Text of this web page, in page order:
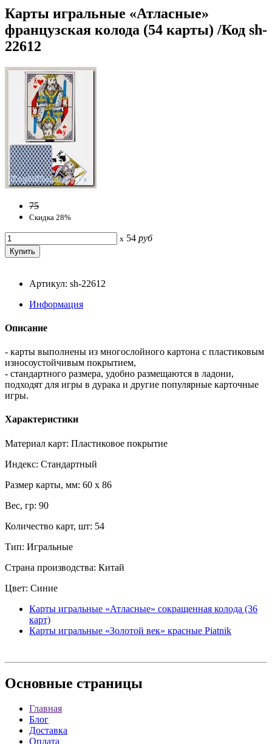
Карты игральные «Атласные»
французская колода (54 карты) /Код sh-
22612
75
Скидка 28%
x 54 руб
Артикул: sh-22612
Информация
Описание
- карты выполнены из многослойного картона с пластиковым
износоустойчивым покрытием,
- стандартного размера, удобно размещаются в ладони,
подходят для игры в дурака и другие популярные карточные
игры.
Характеристики
Материал карт: Пластиковое покрытие
Индекс: Стандартный
Размер карты, мм: 60 x 86
Вес, гр: 90
Количество карт, шт: 54
Тип: Игральные
Страна производства: Китай
Цвет: Синие
Карты игральные «Атласные» сокращенная колода (36
карт)
Карты игральные «Золотой век» красные Piatnik
Основные страницы
Главная
Блог
Доставка
Оплата